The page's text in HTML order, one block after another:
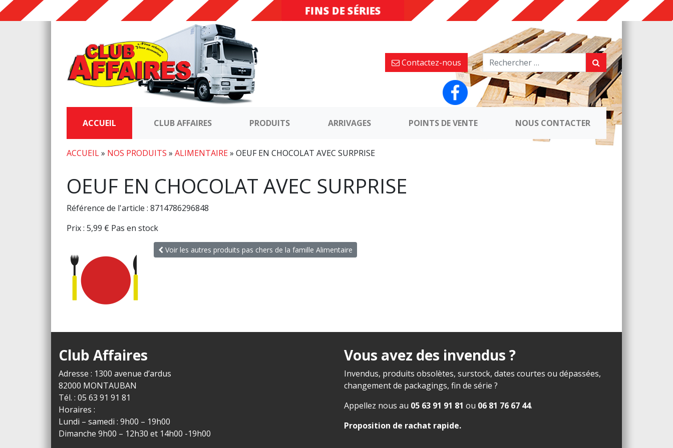
DESTOCKAGE
FINS DE SÉRIES
Contactez-nous
ACCUEIL CLUB AFFAIRES PRODUITS ARRIVAGES POINTS DE VENTE NOUS CONTACTER
ACCUEIL» NOS PRODUITS » ALIMENTAIRE» OEUF EN CHOCOLAT AVEC SURPRISE
OEUF EN CHOCOLAT AVEC SURPRISE
Référence de l'article : 8714786296848
Prix : 5,99 € Pas en stock
Voir les autres produits pas chers de la famille Alimentaire
Club Affaires
Adresse : 1300 avenue d’ardus
82000 MONTAUBAN
Tél. : 05 63 91 91 81
Horaires :
Lundi – samedi : 9h00 – 19h00
Dimanche 9h00 – 12h30 et 14h00 -19h00
Vous avez des invendus ?
Invendus, produits obsolètes, surstock, dates courtes ou dépassées,
changement de packagings, fin de série ?
Appellez nous au 05 63 91 91 81 ou 06 81 76 67 44.
Proposition de rachat rapide.